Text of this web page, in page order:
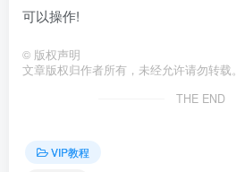
可以操作!
© 版权声明
文章版权归作者所有，未经允许请勿转载。
THE END
VIP教程